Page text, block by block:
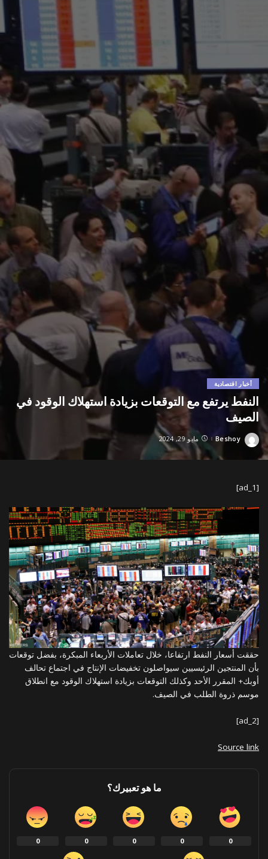
أخبار اقتصادية
النفط يرتفع مع التوقعات بزيادة استهلاك الوقود في
الصيف
Posted
Beshoy مايو 29, 2024
[ad_1]
حققت أسعار النفط ارتفاعا، خلال تعاملات الأربعاء المبكرة، بفضل توقعات
بأن المنتجين الرئيسيين سيواصلون تخفيضات الإنتاج في اجتماع تحالف
أوبك+ المقرر الأحد وكذلك التوقعات بزيادة استهلاك الوقود مع انطلاق
موسم ذروة الطلب في الصيف.
[ad_2]
Source link
ما هو تعبيرك؟
0
0
0
0
0